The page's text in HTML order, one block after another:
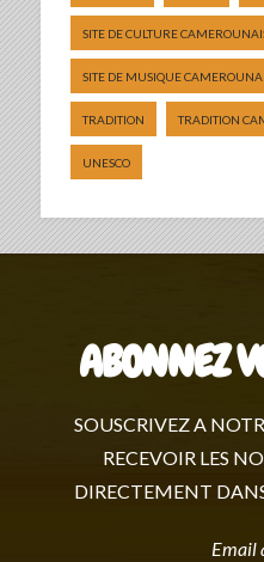
SITE DE CULTURE
SITE DE MUSIQUE
TRADITION TRADITION
UNESCO
ABONNEZ
SOUSCRIVEZ A
RECEVOIR LES
DIRECTEMENT
Email